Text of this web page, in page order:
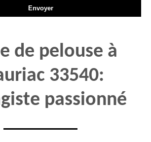
de pelouse à
33540:
passionné